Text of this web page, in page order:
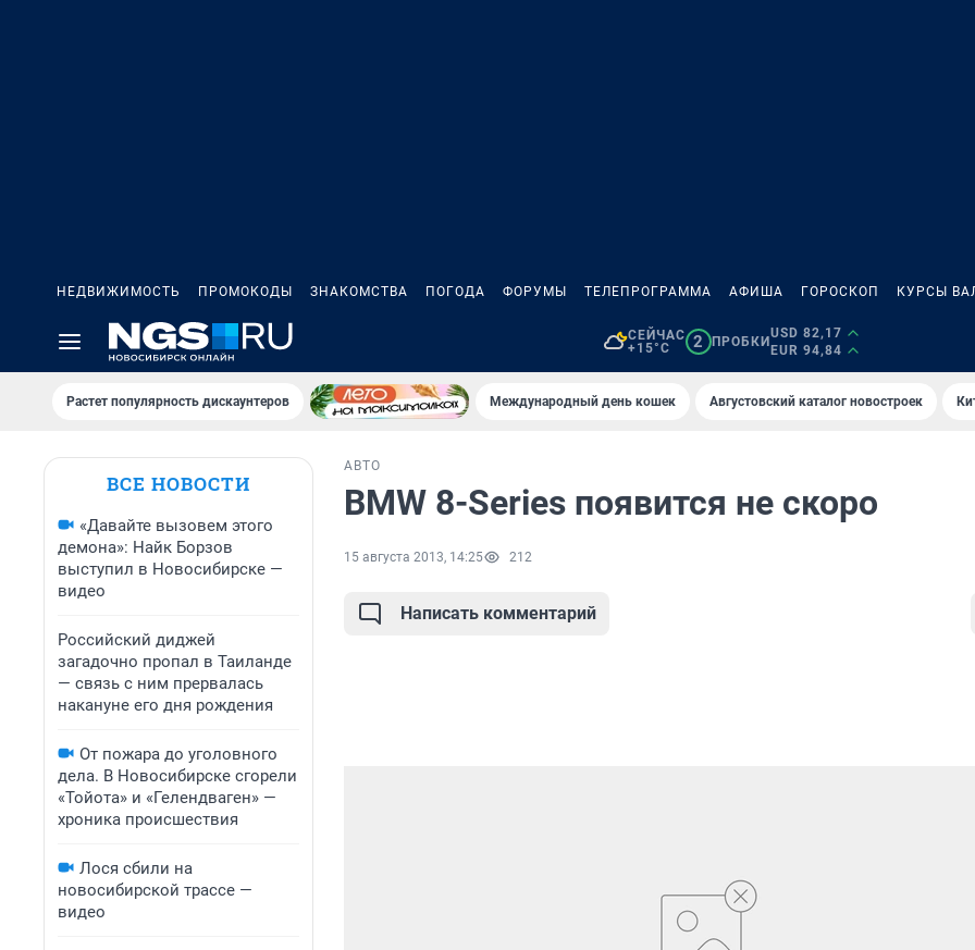
НЕДВИЖИМОСТЬ ПРОМОКОДЫ ЗНАКОМСТВА ПОГОДА ФОРУМЫ ТЕЛЕПРОГРАММА АФИША ГОРОСКОП КУРСЫ
СЕЙЧАС
+15°C
2 ПРОБКИ
USD 82,17
EUR 94,84
Растет популярность дискаунтеров Международный день кошек Августовский каталог новостроек
ВСЕ НОВОСТИ
«Давайте вызовем этого
демона»: Найк Борзов
выступил в Новосибирске —
видео
Российский диджей
загадочно пропал в Таиланде
— связь с ним прервалась
накануне его дня рождения
От пожара до уголовного
дела. В Новосибирске сгорели
«Тойота» и «Гелендваген» —
хроника происшествия
Лося сбили на
новосибирской трассе —
видео
АВТО
BMW 8-Series появится не скоро
15 августа 2013, 14:25 212
Написать комментарий